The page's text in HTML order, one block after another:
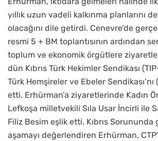
yıllık uzun vadeli kalkınma planlarını
olacağını dile getirdi. Cenevre’de
resmi 5 + BM toplantısının ardından
toplum ve ekonomik örgütlere
dün Kıbrıs Türk Hekimler Sendikası
Türk Hemşireler ve Ebeler Sendikası’nı
etti. Erhürman’a ziyaretlerinde Kadın
Lefkoşa milletvekili Sıla Usar İncirli ile
Filiz Besim eşlik etti. Kıbrıs Sorununda
aşamayı değerlendiren Erhürman,